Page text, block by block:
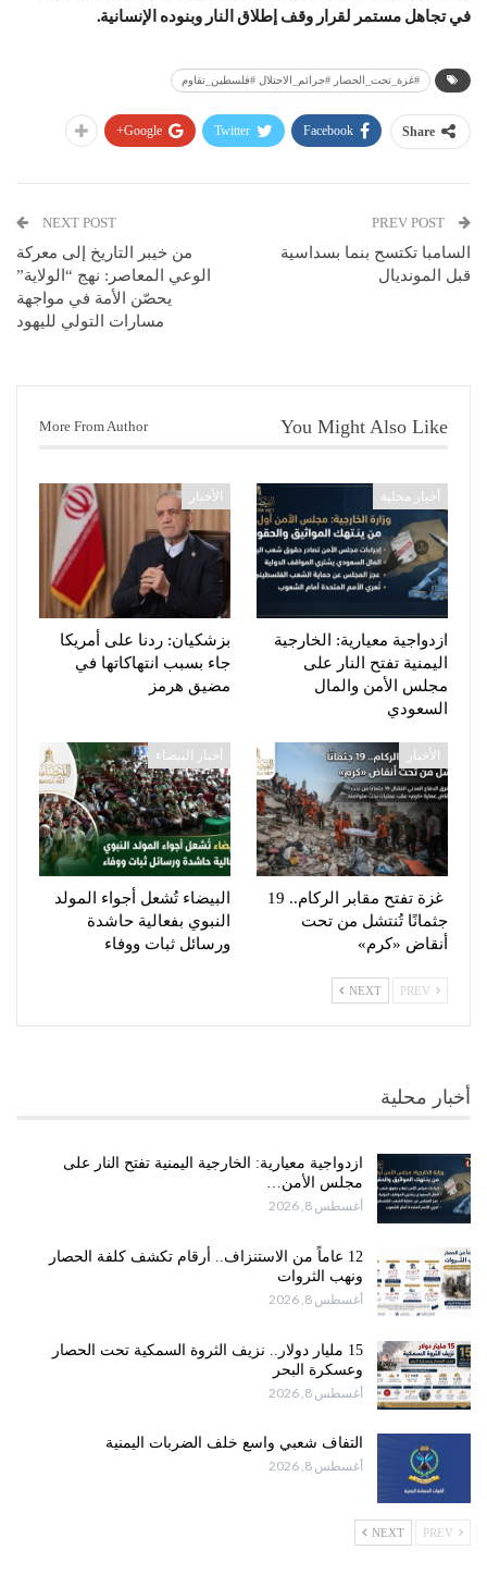
في تجاهل مستمر لقرار وقف إطلاق النار وبنوده الإنسانية.
#غزة_تحت_الحصار #جرائم_الاحتلال #فلسطين_تقاوم
Share
Facebook
Twitter
Google+
السامبا تكتسح بنما بسداسية
قبل المونديال
NEXT POST
من خيبر التاريخ إلى معركة
الوعي المعاصر: نهج “الولاية”
يحصّن الأمة في مواجهة
مسارات التولي لليهود
You Might Also Like
More From Author
أخبار محلية
ازدواجية معيارية: الخارجية
اليمنية تفتح النار على
مجلس الأمن والمال
السعودي
الأخبار
بزشكيان: ردنا على أمريكا
جاء بسبب انتهاكاتها في
مضيق هرمز
الأخبار
غزة تفتح مقابر الركام.. 19
جثمانًا تُنتشل من تحت
أنقاض «كرم»
أخبار البيضاء
البيضاء تُشعل أجواء المولد
النبوي بفعالية حاشدة
ورسائل ثبات ووفاء
NEXT
أخبار محلية
ازدواجية معيارية: الخارجية اليمنية تفتح النار على
مجلس الأمن…
أغسطس 8, 2026
12 عاماً من الاستنزاف.. أرقام تكشف كلفة الحصار
ونهب الثروات
أغسطس 8, 2026
15 مليار دولار.. نزيف الثروة السمكية تحت الحصار
وعسكرة البحر
أغسطس 8, 2026
التفاف شعبي واسع خلف الضربات اليمنية
أغسطس 8, 2026
NEXT